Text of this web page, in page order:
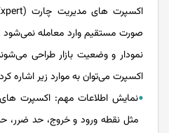
صورت مستقیم وارد معامله نمی‌شود
نمودار و وضعیت بازار طراحی
اکسپرت می‌توان به موارد زیر اشاره
نمایش اطلاعات مهم: اکسپرت
مثل نقطه ورود و خروج، حد